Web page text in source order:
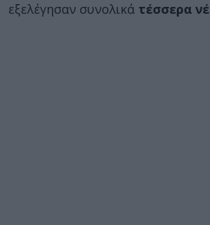
εξελέγησαν συνολικά τέσσερα